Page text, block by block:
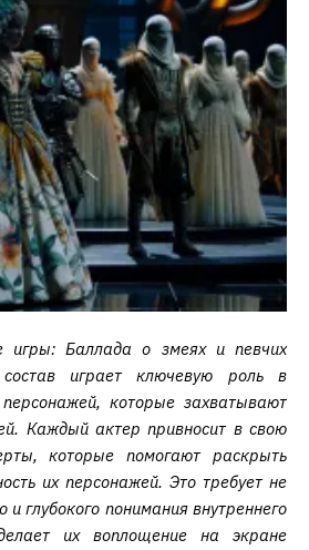
игры: Баллада о змеях и певчих
играет ключевую роль в
которые захватывают
Каждый актер привносит в свою
которые помогают раскрыть
их персонажей. Это требует не
и глубокого понимания внутреннего
их воплощение на экране